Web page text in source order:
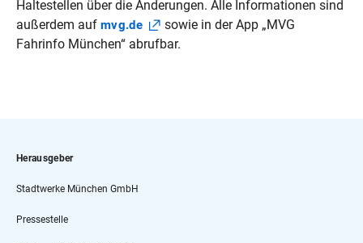
Haltestellen über die Änderungen. Alle Informationen sind
außerdem auf mvg.de
sowie in der App „MVG
Fahrinfo München“ abrufbar.
Herausgeber
Stadtwerke München GmbH
Pressestelle